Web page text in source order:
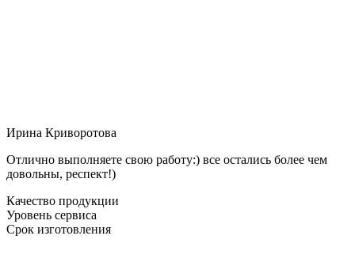
Ирина Криворотова
Отлично выполняете свою работу:) все остались более чем
довольны, респект!)
Качество продукции
Уровень сервиса
Срок изготовления